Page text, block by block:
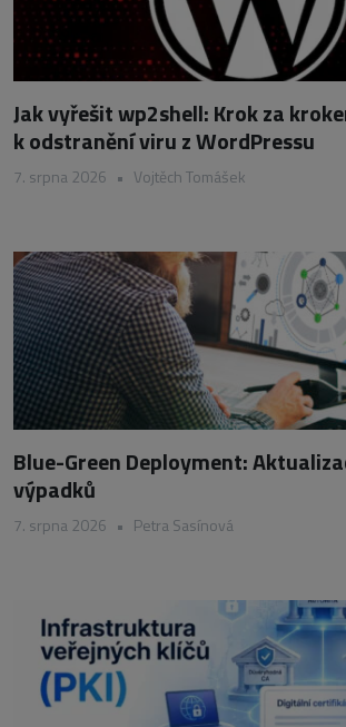
Jak vyřešit wp2shell: Krok za
k odstranění viru z WordPressu
7. srpna 2026 • Vojtěch Tomášek
Blue-Green Deployment:
výpadků
7. srpna 2026 • Petra Sasínová